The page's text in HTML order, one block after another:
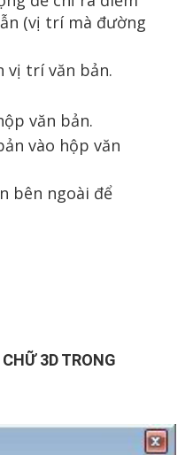
(vị trí mà đường
vị trí văn bản.
văn bản.
vào hộp văn
bên ngoài để
3D TRONG